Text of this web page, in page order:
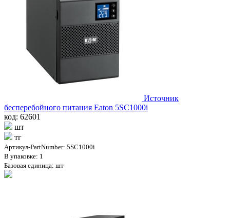
Источник
бесперебойного питания Eaton 5SC1000i
код: 62601
шт
тг
Артикул-PartNumber: 5SC1000i
В упаковке: 1
Базовая единица: шт